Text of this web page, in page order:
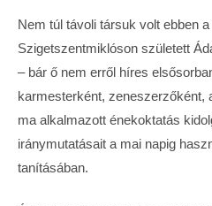
Nem túl távoli társuk volt ebben
Szigetszentmiklóson született
– bár ő nem erről híres
karmesterként, zeneszerzőként,
ma alkalmazott énekoktatás
iránymutatásait a mai napig
tanításában.